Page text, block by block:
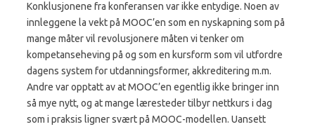
Konklusjonene fra konferansen var ikke entydige. Noen av
innleggene la vekt på MOOC’en som en nyskapning som på
mange måter vil revolusjonere måten vi tenker om
kompetanseheving på og som en kursform som vil utfordre
dagens system for utdanningsformer, akkreditering m.m.
Andre var opptatt av at MOOC’en egentlig ikke bringer inn
så mye nytt, og at mange læresteder tilbyr nettkurs i dag
som i praksis ligner svært på MOOC-modellen. Uansett